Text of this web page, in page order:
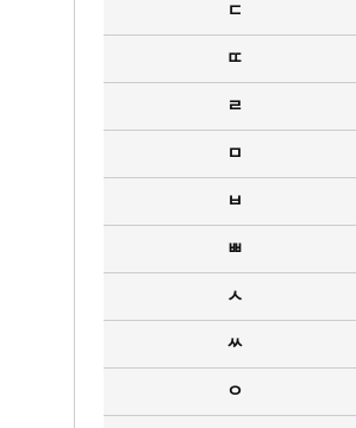
ㄷ
ㄸ
ㄹ
ㅁ
ㅂ
ㅃ
ㅅ
ㅆ
ㅇ